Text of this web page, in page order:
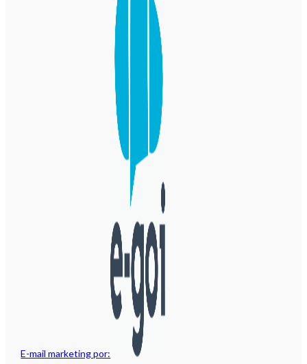
E-mail marketing por: